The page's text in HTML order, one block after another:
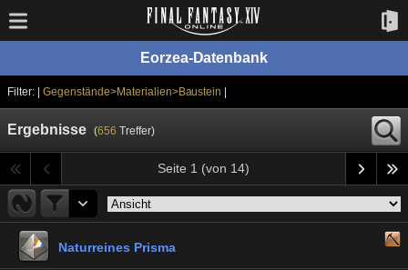
Eorzea-Datenbank
Filter: | Gegenstände>Materialien>Baustein
Ergebnisse (656 Treffer)
Seite 1 (von 14)
Naturreines Prisma